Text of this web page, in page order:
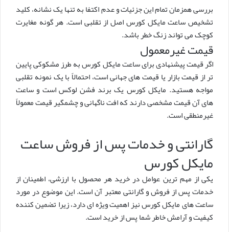
بررسی همزمان تمام این جزئیات و عدم اکتفا به تنها یک نشانه، کلید
تشخیص ساعت مایکل کورس اصل از تقلبی است. هر گونه مغایرت
کوچک می تواند زنگ خطر باشد.
قیمت غیرمعمول
اگر قیمت پیشنهادی برای ساعت مایکل کورس به طرز مشکوکی پایین
تر از قیمت بازار یا قیمت های جهانی است، احتمالاً با یک نمونه تقلبی
مواجه هستید. مایکل کورس یک برند فشن لوکس است و ساعت
های آن قیمت مشخصی دارند که افت ناگهانی و چشمگیر قیمت معمولاً
غیرمنطقی است.
گارانتی و خدمات پس از فروش ساعت
مایکل کورس
یکی از مهم ترین عوامل در خرید هر محصول با ارزشی، اطمینان از
خدمات پس از فروش و گارانتی معتبر آن است. این موضوع در مورد
ساعت های مایکل کورس نیز اهمیت ویژه ای دارد، زیرا تضمین کننده
کیفیت و آرامش خاطر شما پس از خرید است.